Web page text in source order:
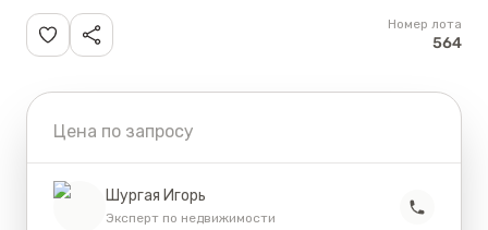
Номер лота
564
Цена по запросу
Шургая Игорь
Эксперт по недвижимости